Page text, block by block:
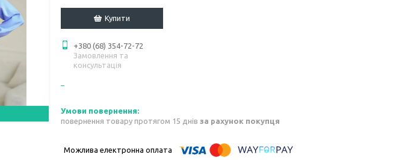
Купити
+380 (68) 354-72-72
Замовлення та
консультація
повернення товару протягом 15 днів за рахунок покупця